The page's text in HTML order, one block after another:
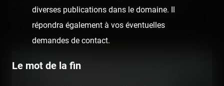
diverses publications dans le domaine. Il
répondra également à vos éventuelles
demandes de contact.
Le mot de la fin